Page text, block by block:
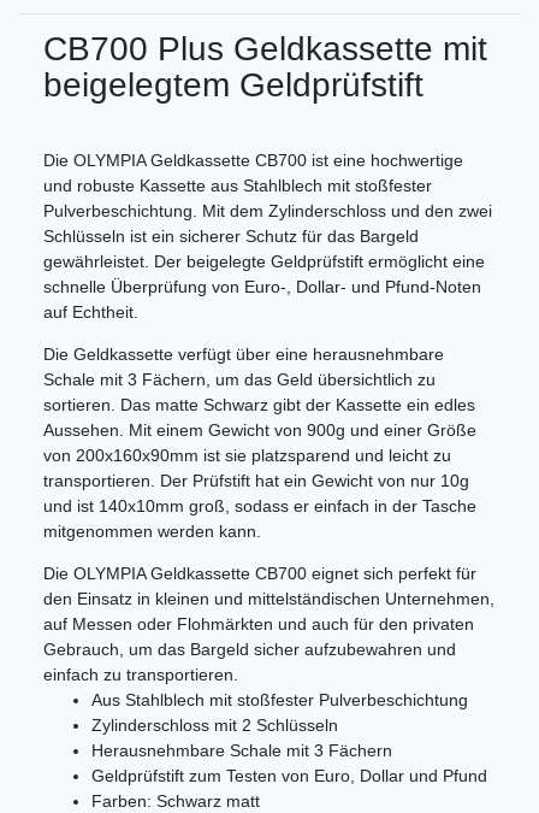
CB700 Plus Geldkassette mit
beigelegtem Geldprüfstift
Die OLYMPIA Geldkassette CB700 ist eine hochwertige
und robuste Kassette aus Stahlblech mit stoßfester
Pulverbeschichtung. Mit dem Zylinderschloss und den zwei
Schlüsseln ist ein sicherer Schutz für das Bargeld
gewährleistet. Der beigelegte Geldprüfstift ermöglicht eine
schnelle Überprüfung von Euro-, Dollar- und Pfund-Noten
auf Echtheit.
Die Geldkassette verfügt über eine herausnehmbare
Schale mit 3 Fächern, um das Geld übersichtlich zu
sortieren. Das matte Schwarz gibt der Kassette ein edles
Aussehen. Mit einem Gewicht von 900g und einer Größe
von 200x160x90mm ist sie platzsparend und leicht zu
transportieren. Der Prüfstift hat ein Gewicht von nur 10g
und ist 140x10mm groß, sodass er einfach in der Tasche
mitgenommen werden kann.
Die OLYMPIA Geldkassette CB700 eignet sich perfekt für
den Einsatz in kleinen und mittelständischen Unternehmen,
auf Messen oder Flohmärkten und auch für den privaten
Gebrauch, um das Bargeld sicher aufzubewahren und
einfach zu transportieren.
Aus Stahlblech mit stoßfester Pulverbeschichtung
Zylinderschloss mit 2 Schlüsseln
Herausnehmbare Schale mit 3 Fächern
Geldprüfstift zum Testen von Euro, Dollar und Pfund
Farben: Schwarz matt